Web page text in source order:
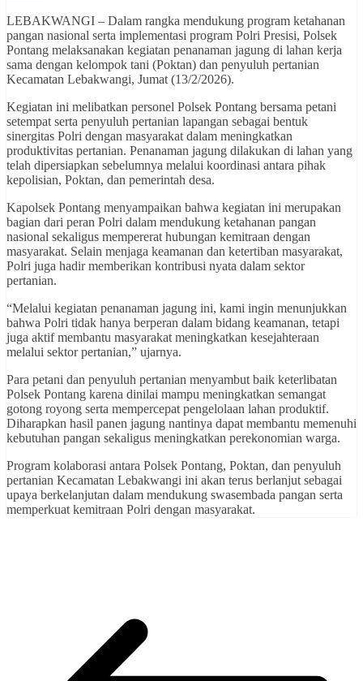
LEBAKWANGI – Dalam rangka mendukung program ketahanan
pangan nasional serta implementasi program Polri Presisi, Polsek
Pontang melaksanakan kegiatan penanaman jagung di lahan kerja
sama dengan kelompok tani (Poktan) dan penyuluh pertanian
Kecamatan Lebakwangi, Jumat (13/2/2026).
Kegiatan ini melibatkan personel Polsek Pontang bersama petani
setempat serta penyuluh pertanian lapangan sebagai bentuk
sinergitas Polri dengan masyarakat dalam meningkatkan
produktivitas pertanian. Penanaman jagung dilakukan di lahan yang
telah dipersiapkan sebelumnya melalui koordinasi antara pihak
kepolisian, Poktan, dan pemerintah desa.
Kapolsek Pontang menyampaikan bahwa kegiatan ini merupakan
bagian dari peran Polri dalam mendukung ketahanan pangan
nasional sekaligus mempererat hubungan kemitraan dengan
masyarakat. Selain menjaga keamanan dan ketertiban masyarakat,
Polri juga hadir memberikan kontribusi nyata dalam sektor
pertanian.
“Melalui kegiatan penanaman jagung ini, kami ingin menunjukkan
bahwa Polri tidak hanya berperan dalam bidang keamanan, tetapi
juga aktif membantu masyarakat meningkatkan kesejahteraan
melalui sektor pertanian,” ujarnya.
Para petani dan penyuluh pertanian menyambut baik keterlibatan
Polsek Pontang karena dinilai mampu meningkatkan semangat
gotong royong serta mempercepat pengelolaan lahan produktif.
Diharapkan hasil panen jagung nantinya dapat membantu memenuhi
kebutuhan pangan sekaligus meningkatkan perekonomian warga.
Program kolaborasi antara Polsek Pontang, Poktan, dan penyuluh
pertanian Kecamatan Lebakwangi ini akan terus berlanjut sebagai
upaya berkelanjutan dalam mendukung swasembada pangan serta
memperkuat kemitraan Polri dengan masyarakat.